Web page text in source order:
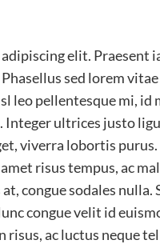
elit. Praesent
sed lorem
leo pellentesque mi, id
ultrices justo
viverra lobortis
risus tempus, ac
congue sodales nulla.
congue velit id
ac luctus neque